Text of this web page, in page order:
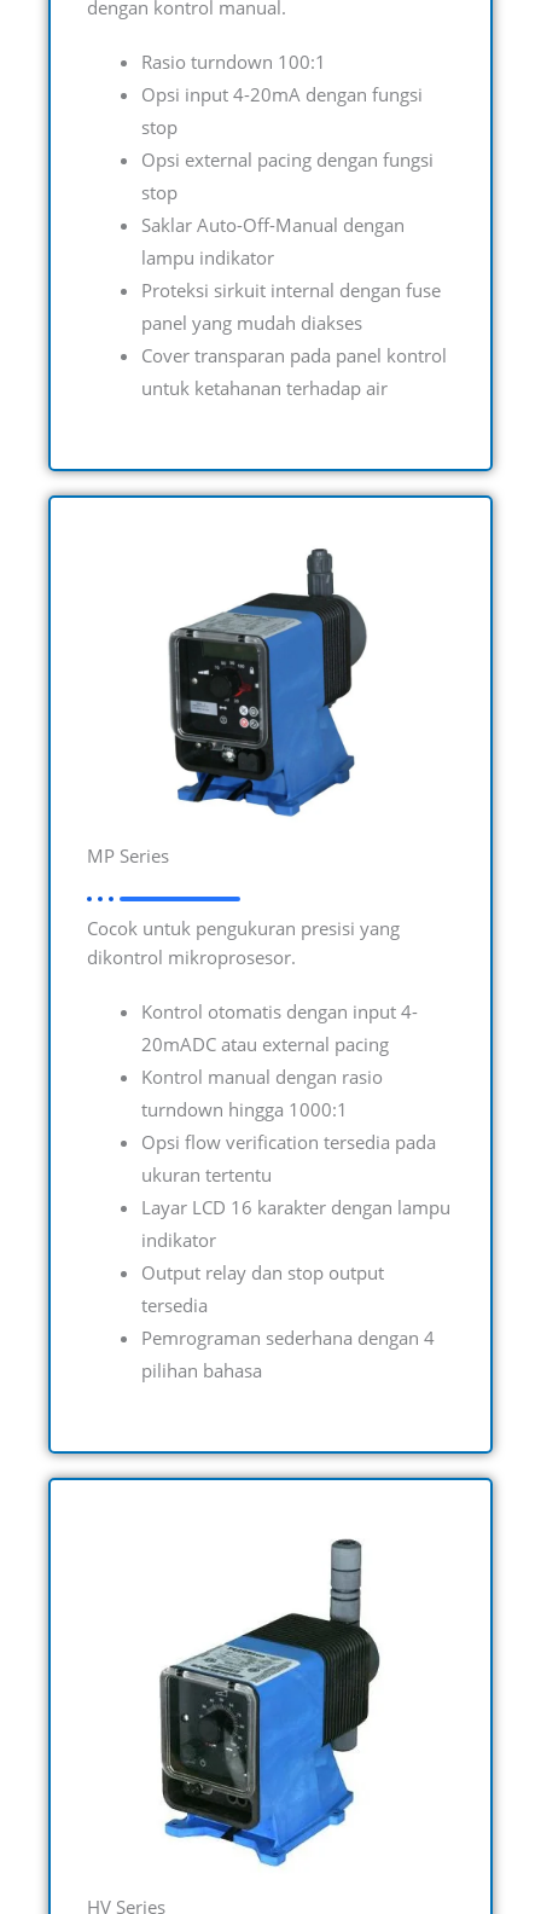
dengan kontrol manual.
Rasio turndown 100:1
Opsi input 4-20mA dengan fungsi
stop
Opsi external pacing dengan fungsi
stop
Saklar Auto-Off-Manual dengan
lampu indikator
Proteksi sirkuit internal dengan fuse
panel yang mudah diakses
Cover transparan pada panel kontrol
untuk ketahanan terhadap air
MP Series
Cocok untuk pengukuran presisi yang
dikontrol mikroprosesor.
Kontrol otomatis dengan input 4-
20mADC atau external pacing
Kontrol manual dengan rasio
turndown hingga 1000:1
Opsi flow verification tersedia pada
ukuran tertentu
Layar LCD 16 karakter dengan lampu
indikator
Output relay dan stop output
tersedia
Pemrograman sederhana dengan 4
pilihan bahasa
HV Series